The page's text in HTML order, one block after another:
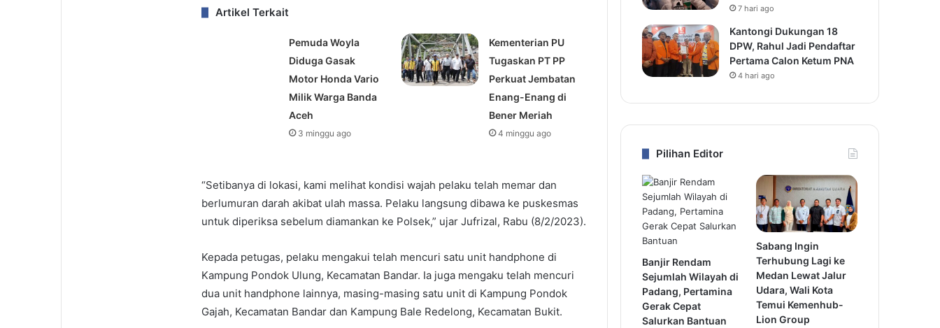
Artikel Terkait
Pemuda Woyla
Diduga Gasak
Motor Honda Vario
Milik Warga Banda
Aceh
3 minggu ago
Kementerian PU
Tugaskan PT PP
Perkuat Jembatan
Enang-Enang di
Bener Meriah
4 minggu ago
“Setibanya di lokasi, kami melihat kondisi wajah pelaku telah memar dan
berlumuran darah akibat ulah massa. Pelaku langsung dibawa ke puskesmas
untuk diperiksa sebelum diamankan ke Polsek,” ujar Jufrizal, Rabu (8/2/2023).
Kepada petugas, pelaku mengakui telah mencuri satu unit handphone di
Kampung Pondok Ulung, Kecamatan Bandar. Ia juga mengaku telah mencuri
dua unit handphone lainnya, masing-masing satu unit di Kampung Pondok
Gajah, Kecamatan Bandar dan Kampung Bale Redelong, Kecamatan Bukit.
7 hari ago
Kantongi Dukungan 18
DPW, Rahul Jadi Pendaftar
Pertama Calon Ketum PNA
4 hari ago
Pilihan Editor
Banjir Rendam
Sejumlah Wilayah di
Padang, Pertamina
Gerak Cepat
Salurkan Bantuan
Sabang Ingin
Terhubung Lagi ke
Medan Lewat Jalur
Udara, Wali Kota
Temui Kemenhub-
Lion Group